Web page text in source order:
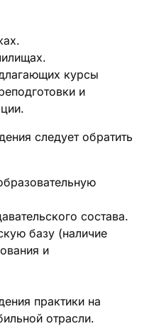
курсы
и
следует обратить
состава.
базу (наличие
и
практики на
отрасли.